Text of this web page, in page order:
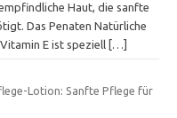
Haut, die sanfte
Das Penaten Natürliche
E ist speziell […]
Lotion: Sanfte Pflege für